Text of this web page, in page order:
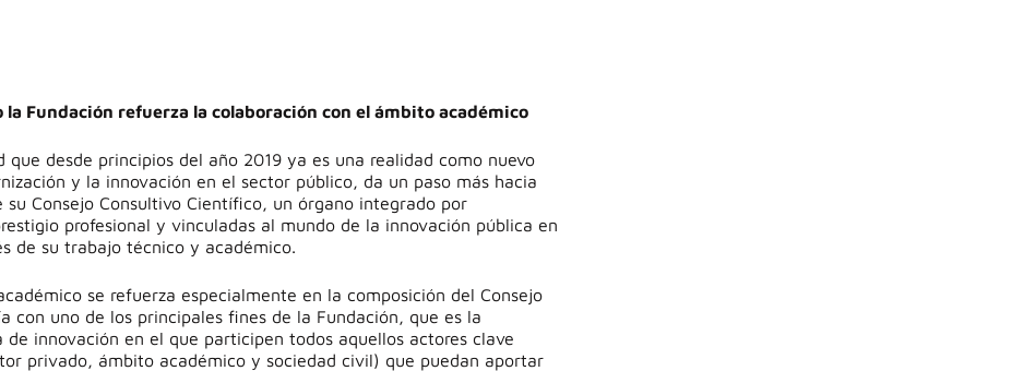
la Fundación refuerza la colaboración con el ámbito académico
que desde principios del año 2019 ya es una realidad como nuevo
y la innovación en el sector público, da un paso más hacia
Consejo Consultivo Científico, un órgano integrado por
profesional y vinculadas al mundo de la innovación pública en
de su trabajo técnico y académico.
se refuerza especialmente en la composición del Consejo
con uno de los principales fines de la Fundación, que es la
innovación en el que participen todos aquellos actores clave
privado, ámbito académico y sociedad civil) que puedan aportar